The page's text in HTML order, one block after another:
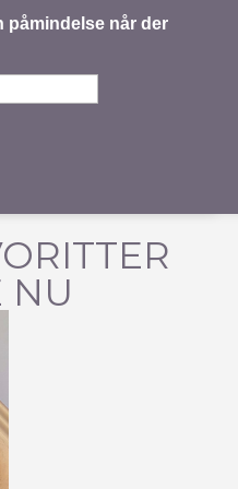
påmindelse når der
NU